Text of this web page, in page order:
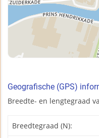
Geografische (GPS)
Breedte- en lengtegraad
Breedtegraad (N):